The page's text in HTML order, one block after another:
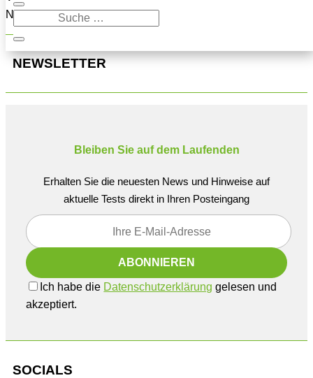
Navigation oben, um den Beitrag zu finden.
NEWSLETTER
Bleiben Sie auf dem Laufenden
Erhalten Sie die neuesten News und Hinweise auf
aktuelle Tests direkt in Ihren Posteingang
Ich habe die Datenschutzerklärung gelesen und
akzeptiert.
SOCIALS